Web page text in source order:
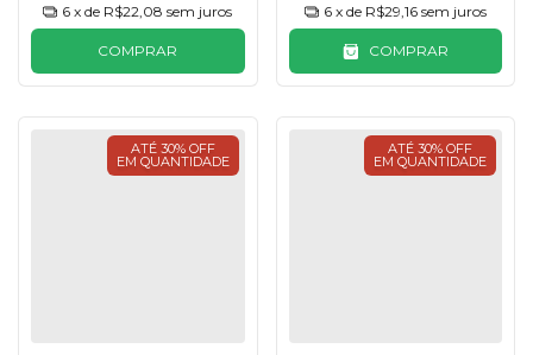
6 x de R$22,08 sem juros
COMPRAR
6 x de R$29,16 sem juros
COMPRAR
ATÉ 30% OFF
EM QUANTIDADE
ATÉ 30% OFF
EM QUANTIDADE